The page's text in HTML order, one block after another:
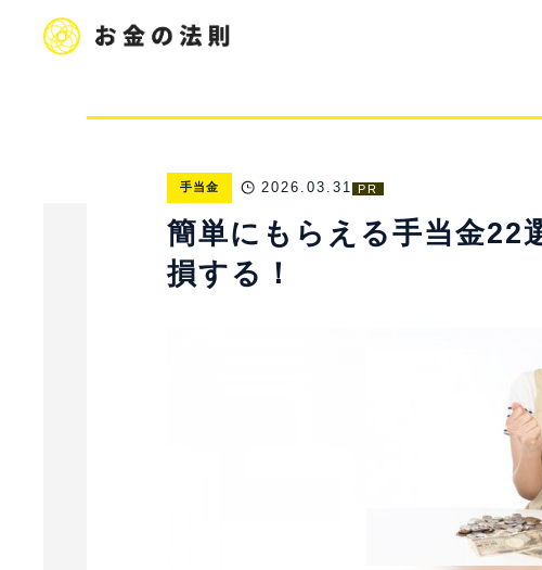
PR
手当金 2026.03.31
簡単にもらえる手当金22
損する！